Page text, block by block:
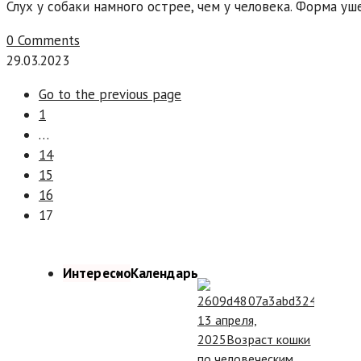
Слух у собаки намного острее, чем у человека. Форма
0 Comments
29.03.2023
Go to the previous page
1
…
14
15
16
17
ИнтересноКалендарь
13 апреля,
2025Возраст кошки